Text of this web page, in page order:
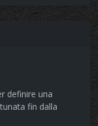
definire una
fin dalla